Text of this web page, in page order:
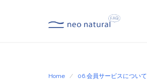
Home 06.会員サービスについて